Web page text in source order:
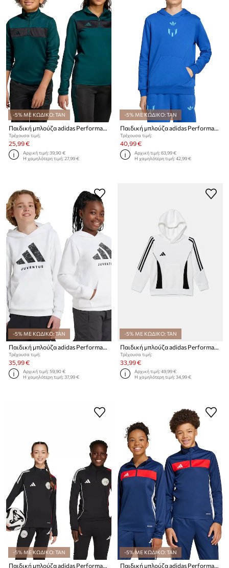
-5% ΜΕ ΚΩΔΙΚΟ: TAN
Παιδική μπλούζα adidas Performance
Τρέχουσα τιμή:
25,99 €
Αρχική τιμή:39,90 €
Η χαμηλότερη τιμή:27,99 €
-5% ΜΕ ΚΩΔΙΚΟ: TAN
Παιδική μπλούζα adidas Performance MESSI
Τρέχουσα τιμή:
40,99 €
Αρχική τιμή:63,99 €
Η χαμηλότερη τιμή:42,99 €
-5% ΜΕ ΚΩΔΙΚΟ: TAN
Τρέχουσα τιμή:
35,99 €
Αρχική τιμή:59,90 €
Η χαμηλότερη τιμή:37,99 €
-5% ΜΕ ΚΩΔΙΚΟ: TAN
Τρέχουσα τιμή:
33,99 €
Αρχική τιμή:49,99 €
Η χαμηλότερη τιμή:34,99 €
-5% ΜΕ ΚΩΔΙΚΟ: TAN
Παιδική μπλούζα adidas Performance AJAX
-5% ΜΕ ΚΩΔΙΚΟ: TAN
Παιδική μπλούζα adidas Performance